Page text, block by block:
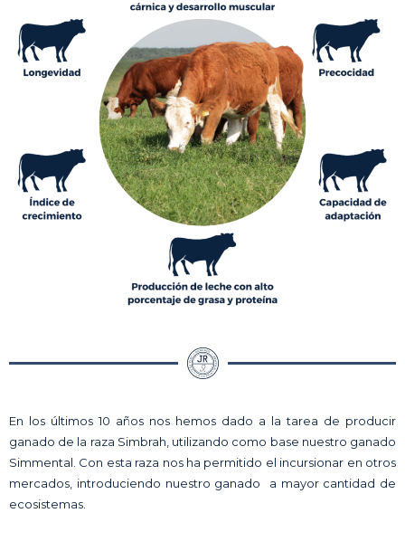
En los últimos 10 años nos hemos dado a la tarea de producir
ganado de la raza Simbrah, utilizando como base nuestro ganado
Simmental. Con esta raza nos ha permitido el incursionar en otros
mercados, introduciendo nuestro ganado a mayor cantidad de
ecosistemas.